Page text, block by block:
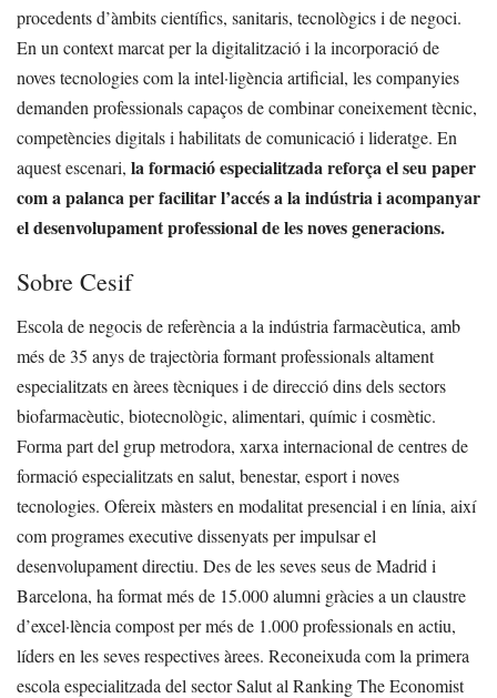
procedents d’àmbits científics, sanitaris, tecnològics i de negoci.
En un context marcat per la digitalització i la incorporació de
noves tecnologies com la intel·ligència artificial, les companyies
demanden professionals capaços de combinar coneixement tècnic,
competències digitals i habilitats de comunicació i lideratge. En
aquest escenari, la formació especialitzada reforça el seu paper
com a palanca per facilitar l’accés a la indústria i acompanyar
el desenvolupament professional de les noves generacions.
Sobre Cesif
Escola de negocis de referència a la indústria farmacèutica, amb
més de 35 anys de trajectòria formant professionals altament
especialitzats en àrees tècniques i de direcció dins dels sectors
biofarmacèutic, biotecnològic, alimentari, químic i cosmètic.
Forma part del grup metrodora, xarxa internacional de centres de
formació especialitzats en salut, benestar, esport i noves
tecnologies. Ofereix màsters en modalitat presencial i en línia, així
com programes executive dissenyats per impulsar el
desenvolupament directiu. Des de les seves seus de Madrid i
Barcelona, ha format més de 15.000 alumni gràcies a un claustre
d’excel·lència compost per més de 1.000 professionals en actiu,
líders en les seves respectives àrees. Reconeixuda com la primera
escola especialitzada del sector Salut al Ranking The Economist